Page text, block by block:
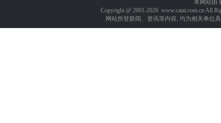
本网站由
Copyright @ 2001-2026 www.catai.com.cn All
网站所登新闻、资讯等内容, 均为相关单位